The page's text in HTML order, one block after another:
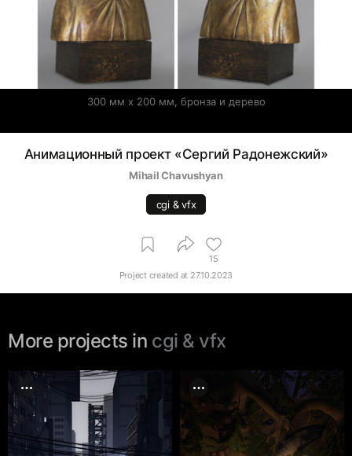
300 мм x 200 мм, бронза и дерево
Анимационный проект «Сергий Радонежский»‎
Mihail Chavushyan
cgi & vfx
15
Project created at 27.10.2023
More projects in cgi & vfx